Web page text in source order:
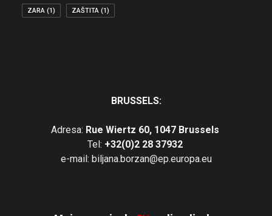
ZARA (1) ZAŠTITA (1)
BRUSSELS:
Adresa: Rue Wiertz 60, 1047 Brussels
Tel: +32(0)2 28 37932
e-mail: biljana.borzan@ep.europa.eu